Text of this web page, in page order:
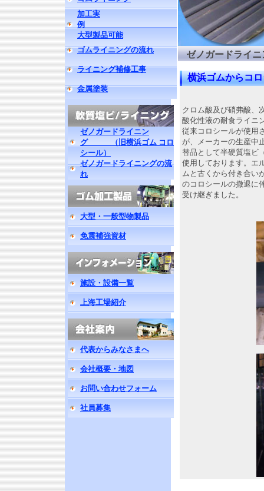
加工実
例
大型製品可能
ゴムライニングの流れ
ライニング補修工事
金属塗装
ゼノガードライニン
グ （旧横浜ゴム コロ
シール）
ゼノガードライニングの流
れ
大型・一般型物製品
免震補強資材
施設・設備一覧
上海工場紹介
代表からみなさまへ
会社概要・地図
お問い合わせフォーム
社員募集
ゼノガードライニ
横浜ゴムからコ
クロム酸及び硝弗酸、
酸化性液の耐食ライニ
従来コロシールが使用
が、メーカーの生産中
替品として半硬質塩ビ
使用しております。エ
ムと古くから付き合い
のコロシールの撤退に
受け継ぎました。